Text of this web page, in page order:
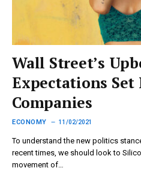
Wall Street’s
Expectations Set
Companies
ECONOMY 11/02/2021
To understand the new politics
recent times, we should look to
movement of…